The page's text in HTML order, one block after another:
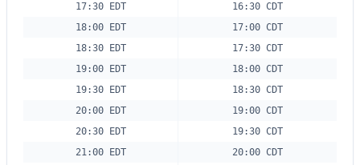
17:30 EDT
16:30 CDT
18:00 EDT
17:00 CDT
18:30 EDT
17:30 CDT
19:00 EDT
18:00 CDT
19:30 EDT
18:30 CDT
20:00 EDT
19:00 CDT
20:30 EDT
19:30 CDT
21:00 EDT
20:00 CDT